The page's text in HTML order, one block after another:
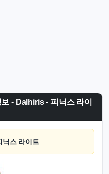
- Dalhiris - 피닉스 라이
스 라이트